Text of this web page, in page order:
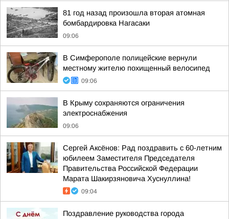
81 год назад произошла вторая атомная
бомбардировка Нагасаки
09:06
В Симферополе полицейские вернули
местному жителю похищенный велосипед
09:06
В Крыму сохраняются ограничения
электроснабжения
09:06
Сергей Аксёнов: Рад поздравить с 60-летним
юбилеем Заместителя Председателя
Правительства Российской Федерации
Марата Шакирзяновича Хуснуллина!
09:04
Поздравление руководства города